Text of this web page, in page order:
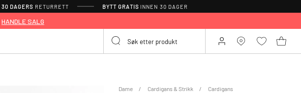
30 DAGERS RETURRETT BYTT GRATISINNEN 30 DAGER
HANDLE SALG
Dame Cardigans & Strikk Cardigans